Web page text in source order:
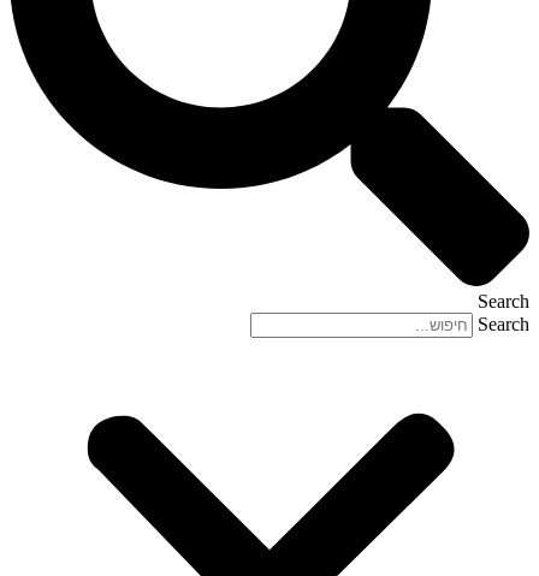
Search
Search